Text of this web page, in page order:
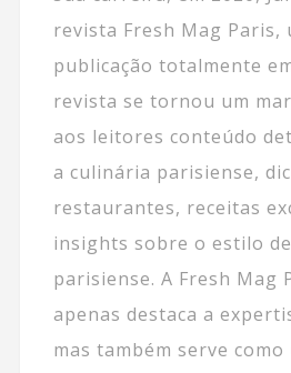
revista Fresh Mag Paris,
publicação totalmente
revista se tornou um
aos leitores conteúdo
a culinária parisiense,
restaurantes, receitas
insights sobre o estilo
parisiense. A Fresh Mag
apenas destaca a
mas também serve como